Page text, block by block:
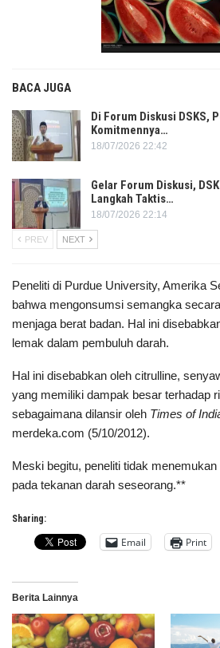
BACA JUGA
Di Forum Diskusi DSKS,
Komitmennya…
18/07/2026 22:42
Gelar Forum Diskusi,
Langkah Taktis…
18/07/2026 22:14
PREV NEXT
Peneliti di Purdue University, Amerika
bahwa mengonsumsi semangka
menjaga berat badan. Hal ini
lemak dalam pembuluh darah.
Hal ini disebabkan oleh citrulline,
yang memiliki dampak besar terhadap
sebagaimana dilansir oleh Times of
merdeka.com (5/10/2012).
Meski begitu, peneliti tidak
pada tekanan darah seseorang.**
Sharing:
Email Print
Berita Lainnya